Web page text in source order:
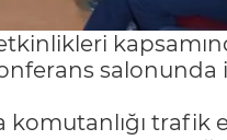
trafik